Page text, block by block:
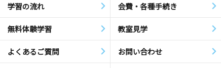
学習の流れ 会費・各種手続き
無料体験学習 教室見学
よくあるご質問 お問い合わせ